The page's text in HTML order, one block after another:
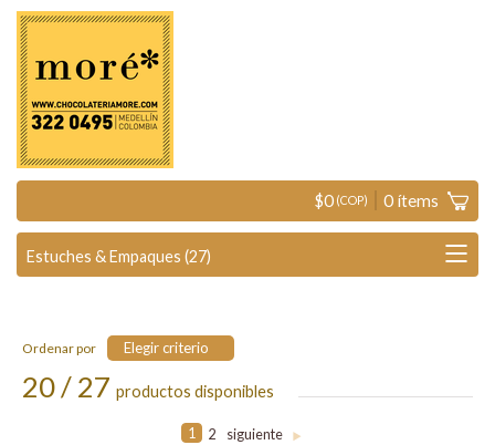
$0 (COP) 0 ítems
Ordenar por Elegir criterio
20 / 27 productos disponibles
1 2 siguiente >